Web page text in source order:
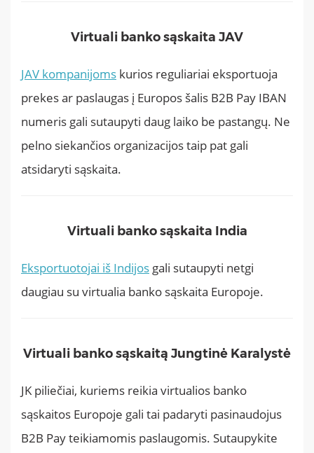
Virtuali banko sąskaita JAV
JAV kompanijoms kurios reguliariai eksportuoja
prekes ar paslaugas į Europos šalis B2B Pay IBAN
numeris gali sutaupyti daug laiko be pastangų. Ne
pelno siekančios organizacijos taip pat gali
atsidaryti sąskaita.
Virtuali banko sąskaita India
Eksportuotojai iš Indijos gali sutaupyti netgi
daugiau su virtualia banko sąskaita Europoje.
Virtuali banko sąskaitą Jungtinė Karalystė
JK piliečiai, kuriems reikia virtualios banko
sąskaitos Europoje gali tai padaryti pasinaudojus
B2B Pay teikiamomis paslaugomis. Sutaupykite